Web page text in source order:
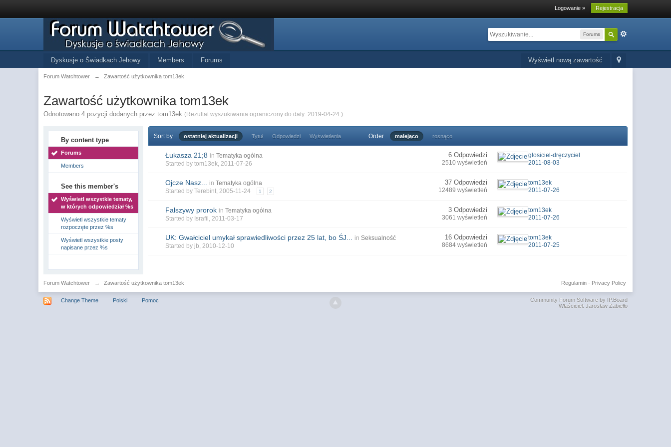
Logowanie » Rejestracja
Forums
Wyświetl nową zawartość
Dyskusje o Świadkach Jehowy Members Forums
Forum Watchtower → Zawartość użytkownika tom13ek
Zawartość użytkownika tom13ek
Odnotowano 4 pozycji dodanych przez tom13ek (Rezultat wyszukiwania ograniczony do daty: 2019-04-24 )
By content type
Forums
Members
See this member's
Wyświetl wszystkie tematy,
w których odpowiedział %s
Wyświetl wszystkie tematy
rozpoczęte przez %s
Wyświetl wszystkie posty
napisane przez %s
Sort by ostatniej aktualizacji Tytuł Odpowiedzi Wyświetlenia Order malejąco rosnąco
Łukasza 21;8 in Tematyka ogólna
Started bytom13ek, 2011-07-26
6 Odpowiedzi
2510 wyświetleń
głosiciel-dręczyciel
2011-08-03
Ojcze Nasz... in Tematyka ogólna
Started byTerebint, 2005-11-24 1 2
37 Odpowiedzi
12489 wyświetleń
tom13ek
2011-07-26
Fałszywy prorok in Tematyka ogólna
Started by Israfil , 2011-03-17
3 Odpowiedzi
3061 wyświetleń
tom13ek
2011-07-26
UK: Gwałciciel umykał sprawiedliwości przez 25 lat, bo ŚJ... in Seksualność
Started by jb, 2010-12-10
16 Odpowiedzi
8684 wyświetleń
tom13ek
2011-07-25
Forum Watchtower → Zawartość użytkownika tom13ek Privacy Policy
Regulamin·
Change Theme Polski Pomoc
Community Forum Software by IP.Board
Właściciel: Jarosław Zabiełło